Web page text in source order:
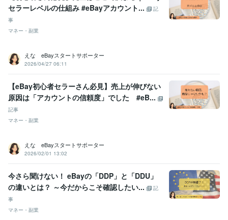
セラーレベルの仕組み #eBayアカウント...
記
事
マネー・副業
えな eBayスタートサポーター
2026/04/27 06:11
【eBay初心者セラーさん必見】売上が伸びない
原因は「アカウントの信頼度」でした #eB...
記事
マネー・副業
えな eBayスタートサポーター
2026/02/01 13:02
今さら聞けない！ eBayの「DDP」と「DDU」
の違いとは？ ～今だからこそ確認したい...
記
事
マネー・副業